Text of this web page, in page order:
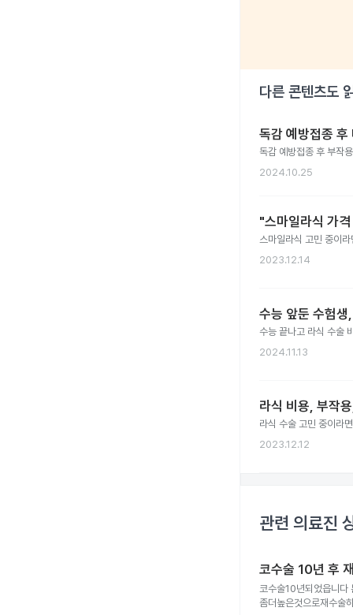
다른 콘텐츠도
독감 예방접종
독감 예방접종 후 부작
2024.10.25
"스마일라식 가
스마일라식 고민 중이
2023.12.14
수능 앞둔 수험
수능 끝나고 라식 수술
2024.11.13
라식 비용, 부작
라식 수술 고민 중이라
2023.12.12
관련 의료진
코수술 10년 후
코수술10년되었읍니다 본래너무낮은콧대여서 높은것을하면 어색하다하여 자연스런런코높이로 시술했읍니다 지금은 콧대가 높지도않고해서
좀더높은것으로재수술하고싶